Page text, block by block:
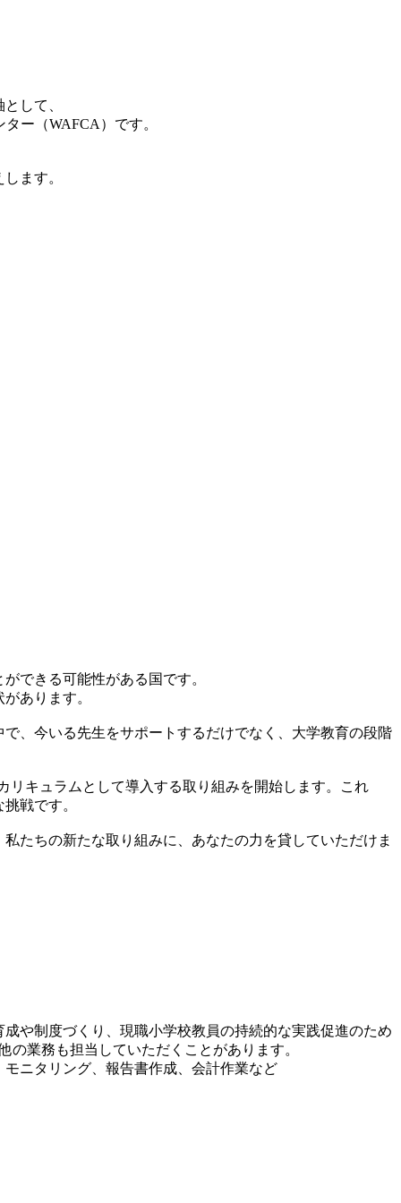
して、
ー（WAFCA）です。
ます。
できる可能性がある国です。
あります。
、今いる先生をサポートするだけでなく、大学教育の段階
キュラムとして導入する取り組みを開始します。これ
戦です。
たちの新たな取り組みに、あなたの力を貸していただけま
や制度づくり、現職小学校教員の持続的な実践促進のため
業務も担当していただくことがあります。
ニタリング、報告書作成、会計作業など